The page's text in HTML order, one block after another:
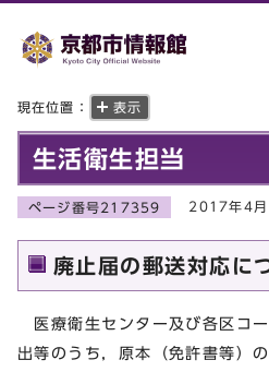
現在位置： 表示
生活衛生担当
ページ番号217359 2017年4月
廃止届の郵送対応に
医療衛生センター及び各区コ
出等のうち，原本（免許書等）